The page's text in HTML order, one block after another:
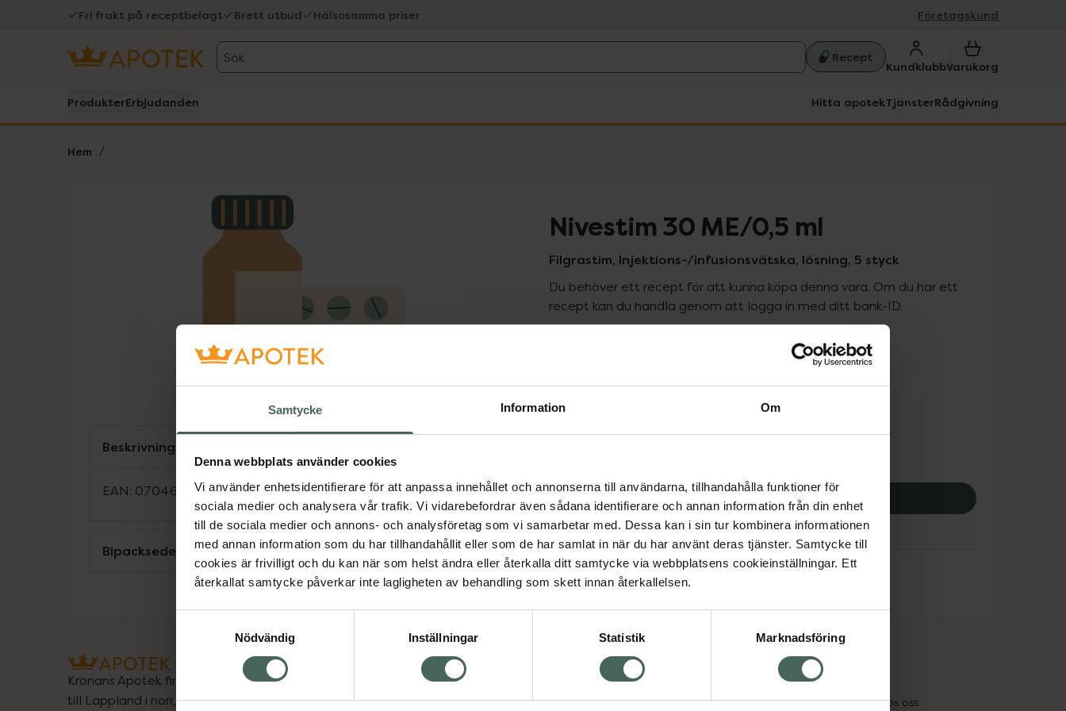
Samtycke Information Om
Denna webbplats använder cookies
Vi använder enhetsidentifierare för att anpassa innehållet och annonserna till användarna, tillhandahålla funktioner för
sociala medier och analysera vår trafik. Vi vidarebefordrar även sådana identifierare och annan information från din enhet
till de sociala medier och annons- och analysföretag som vi samarbetar med. Dessa kan i sin tur kombinera informationen
med annan information som du har tillhandahållit eller som de har samlat in när du har använt deras tjänster. Samtycke till
cookies är frivilligt och du kan när som helst ändra eller återkalla ditt samtycke via webbplatsens cookieinställningar. Ett
återkallat samtycke påverkar inte lagligheten av behandling som skett innan återkallelsen.
Nödvändig
Inställningar Statistik Marknadsföring
Fri frakt på receptbelagt Brett utbud Hälsosamma priser Företagskund
Sök Recept
KundklubbVarukorg
ProdukterErbjudanden Hitta apotekTjänsterRådgivning
Hem
Lista: . Innehåller 1 objekt. Nivestim 30 ME/0,5 ml
Filgrastim, Injektions-/infusionsvätska, lösning, 5 styck
Du behöver ett recept för att kunna köpa denna vara. Om du har ett
recept kan du handla genom att logga in med ditt bank-ID.
Pris med recept
2404,52 kr
Köp via ditt recept
Aktuella erbjudanden
Beskrivning
EAN: 07046261783415
Bipacksedel från FASS Visa
Kronans Apotek finns här för dig. Du hittar oss från Skåne i syd
till Lappland i norr, och online i mobilen och på datorn.
Vanliga frågor
Om recept och läkemedel
Högkostnadsskyddet
Jobba hos oss